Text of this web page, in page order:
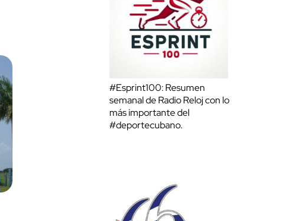
#Esprint100: Resumen
semanal de Radio Reloj con lo
más importante del
#deportecubano.